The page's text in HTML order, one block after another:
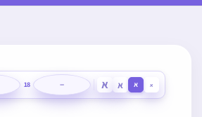
א א א א −
18